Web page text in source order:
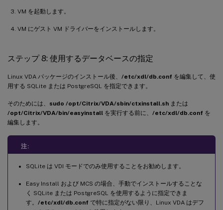
VM を起動します。
VM にゲスト VM ドライバーをインストールします。
ステップ 8: 使用するデータベースの指定
Linux VDA パッケージのインストール後、 /etc/xdl/db.conf を編集して、使
用する SQLite または PostgreSQL を指定できます。
そのためには、 sudo /opt/Citrix/VDA/sbin/ctxinstall.sh または
/opt/Citrix/VDA/bin/easyinstall を実行する前に、 /etc/xdl/db.conf を
編集します。
注:
SQLite は VDI モードでのみ使用することをお勧めします。
Easy Install および MCS の場合、手動でインストールすることな
く SQLite または PostgreSQL を使用するように指定できま
す。 /etc/xdl/db.conf で特に指定がない限り、Linux VDA はデフ